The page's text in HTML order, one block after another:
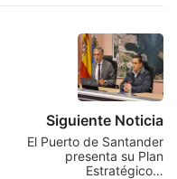
Siguiente Noticia
El Puerto de Santander
presenta su Plan
Estratégico…